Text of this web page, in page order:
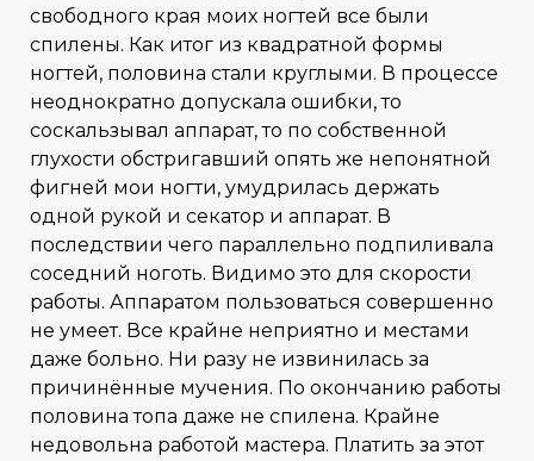
свободного края моих ногтей все были
спилены. Как итог из квадратной формы
ногтей, половина стали круглыми. В процессе
неоднократно допускала ошибки, то
соскальзывал аппарат, то по собственной
глухости обстригавший опять же непонятной
фигней мои ногти, умудрилась держать
одной рукой и секатор и аппарат. В
последствии чего параллельно подпиливала
соседний ноготь. Видимо это для скорости
работы. Аппаратом пользоваться совершенно
не умеет. Все крайне неприятно и местами
даже больно. Ни разу не извинилась за
причинённые мучения. По окончанию работы
половина топа даже не спилена. Крайне
недовольна работой мастера. Платить за этот